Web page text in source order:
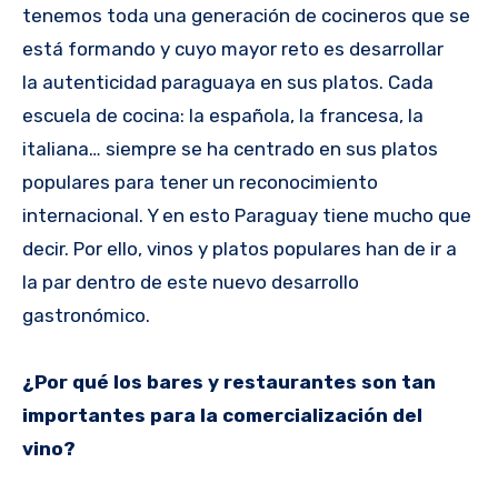
tenemos toda una generación de cocineros que se
está formando y cuyo mayor reto es desarrollar
la autenticidad paraguaya en sus platos. Cada
escuela de cocina: la española, la francesa, la
italiana… siempre se ha centrado en sus platos
populares para tener un reconocimiento
internacional. Y en esto Paraguay tiene mucho que
decir. Por ello, vinos y platos populares han de ir a
la par dentro de este nuevo desarrollo
gastronómico.
¿Por qué los bares y restaurantes son tan
importantes para la comercialización del
vino?